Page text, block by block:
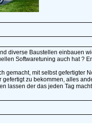
diverse Baustellen einbauen
Softwaretuning auch hat ?
gemacht, mit selbst gefertigter
zu bekommen, alles
lassen der das jeden Tag